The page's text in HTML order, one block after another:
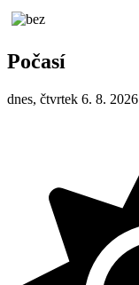
Počasí
dnes, čtvrtek 6. 8. 2026